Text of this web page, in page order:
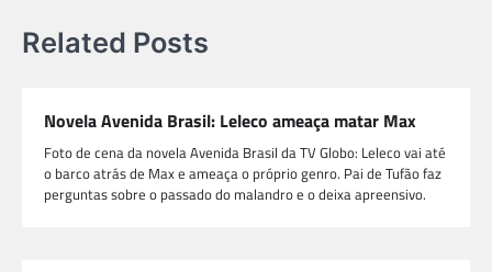
Related Posts
Novela Avenida Brasil: Leleco ameaça matar Max
Foto de cena da novela Avenida Brasil da TV Globo: Leleco vai até
o barco atrás de Max e ameaça o próprio genro. Pai de Tufão faz
perguntas sobre o passado do malandro e o deixa apreensivo.